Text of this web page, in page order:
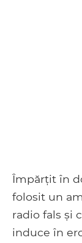
Împărțit în
folosit un
radio fals și
induce în